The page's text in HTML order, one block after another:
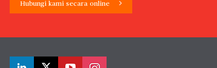
Hubungi kami secara online